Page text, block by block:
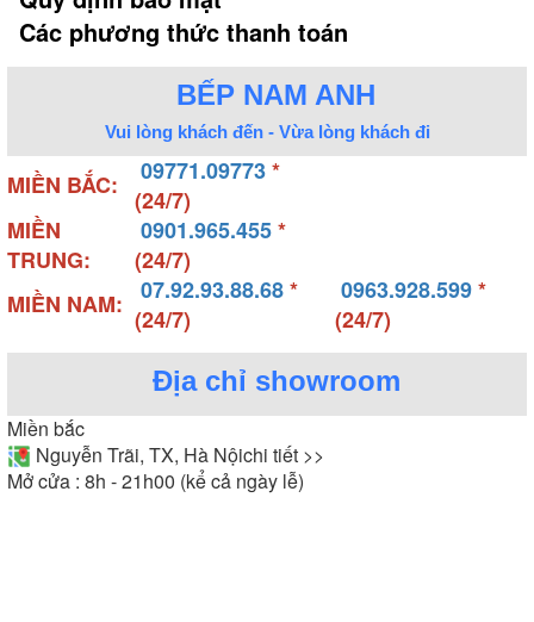
Các phương thức thanh toán
BẾP NAM ANH
Vui lòng khách đến - Vừa lòng khách đi
MIỀN BẮC: 09771.09773*
(24/7)
MIỀN
TRUNG:
0901.965.455*
(24/7)
MIỀN NAM:
07.92.93.88.68*
(24/7)
0963.928.599*
(24/7)
Địa chỉ showroom
Miền bắc
Nguyễn Trãi, TX, Hà Nộichi tiết >>
Mở cửa : 8h - 21h00 (kể cả ngày lễ)